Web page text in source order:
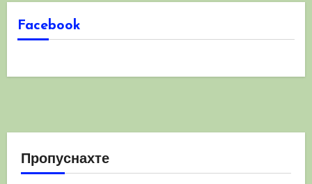
Facebook
Пропуснахте